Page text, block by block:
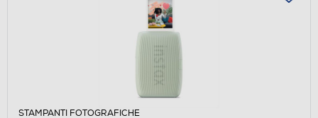
STAMPANTI FOTOGRAFICHE